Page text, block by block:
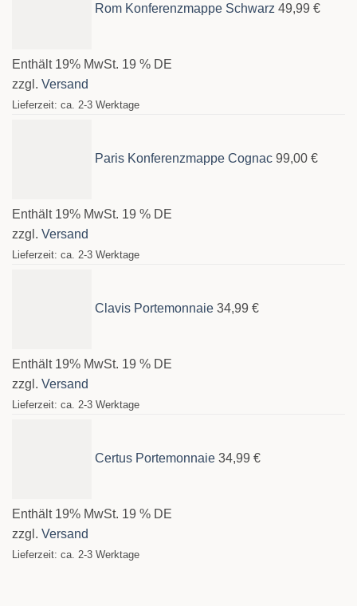
Rom Konferenzmappe Schwarz 49,99 €
Enthält 19% MwSt. 19 % DE
zzgl. Versand
Lieferzeit: ca. 2-3 Werktage
Paris Konferenzmappe Cognac 99,00 €
Enthält 19% MwSt. 19 % DE
zzgl. Versand
Lieferzeit: ca. 2-3 Werktage
Clavis Portemonnaie 34,99 €
Enthält 19% MwSt. 19 % DE
zzgl. Versand
Lieferzeit: ca. 2-3 Werktage
Certus Portemonnaie 34,99 €
Enthält 19% MwSt. 19 % DE
zzgl. Versand
Lieferzeit: ca. 2-3 Werktage